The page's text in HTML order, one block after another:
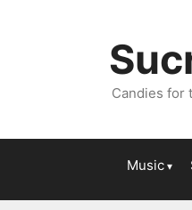
Candies for
Music